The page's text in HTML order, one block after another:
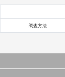
調査方法